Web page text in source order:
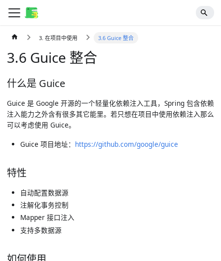
3. 在项目中使用 3.6 Guice 整合
3.6 Guice 整合
什么是 Guice
Guice 是 Google 开源的一个轻量化依赖注入工具，Spring 包含依赖
注入能力之外含有很多其它能里。若只想在项目中使用依赖注入那么
可以考虑使用 Guice。
Guice 项目地址： https://github.com/google/guice
特性
自动配置数据源
注解化事务控制
Mapper 接口注入
支持多数据源